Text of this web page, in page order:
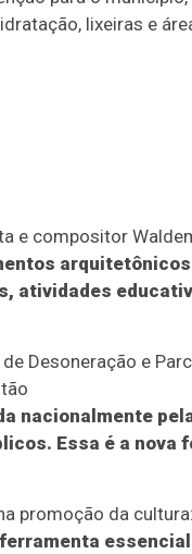
lixeiras e
e compositor
atividades
Desoneração e
nacionalmente
Essa é a nova
promoção da
essencial